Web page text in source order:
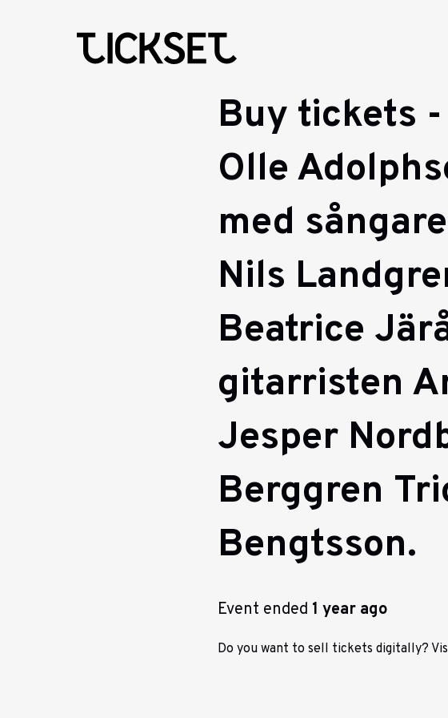
Buy tickets
Olle
med
Nils
Beatrice
gitarristen
Jesper
Berggren
Bengtsson.
Event ended 1 year ago
Do you want to sell tickets digitally?